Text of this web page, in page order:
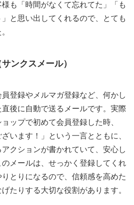
様も「時間がなくて忘れてた」「も
と思い出してくれるので、とても
ンクスメール）
登録やメルマガ登録など、何かし
後に自動で送るメールです。実際
ップで初めて会員登録した時、
います！」という一言とともに、
クションが書かれていて、安心し
メールは、せっかく登録してくれ
とりになるので、信頼感を高めた
たりする大切な役割があります。